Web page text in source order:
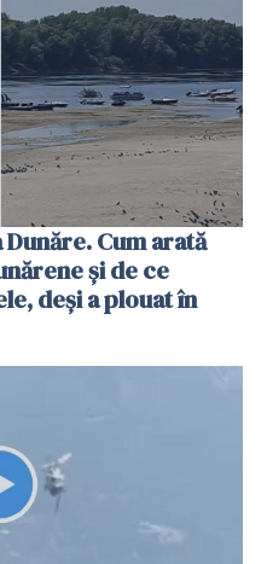
Cum arată
și de ce
deși a plouat în